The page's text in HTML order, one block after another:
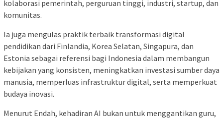
kolaborasi pemerintah, perguruan tinggi, industri, startup, dan
komunitas.
Ia juga mengulas praktik terbaik transformasi digital
pendidikan dari Finlandia, Korea Selatan, Singapura, dan
Estonia sebagai referensi bagi Indonesia dalam membangun
kebijakan yang konsisten, meningkatkan investasi sumber daya
manusia, memperluas infrastruktur digital, serta memperkuat
budaya inovasi.
Menurut Endah, kehadiran AI bukan untuk menggantikan guru,